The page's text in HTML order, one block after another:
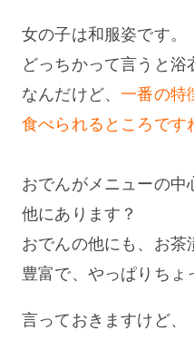
女の子は和服姿です。
どっちかって言うと
なんだけど、一番の特
食べられるところです
おでんがメニューの中
他にあります？
おでんの他にも、お茶
豊富で、やっぱりちょ
言っておきますけど